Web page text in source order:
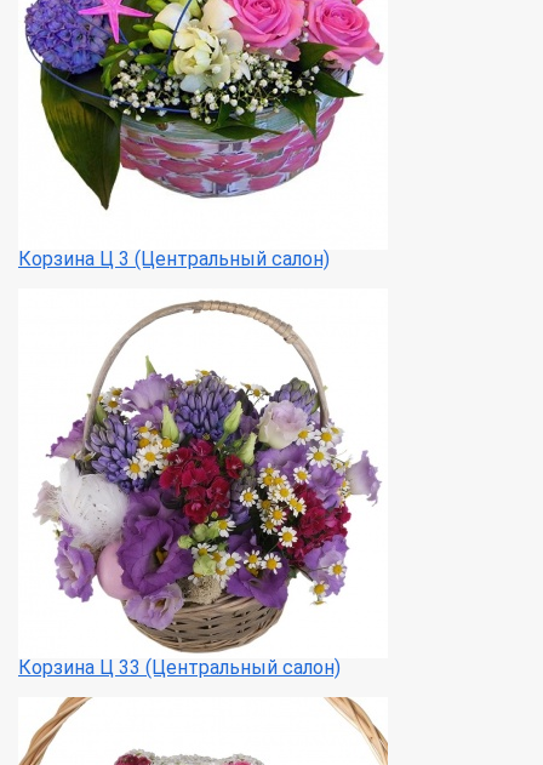
Корзина Ц 3 (Центральный салон)
Корзина Ц 33 (Центральный салон)